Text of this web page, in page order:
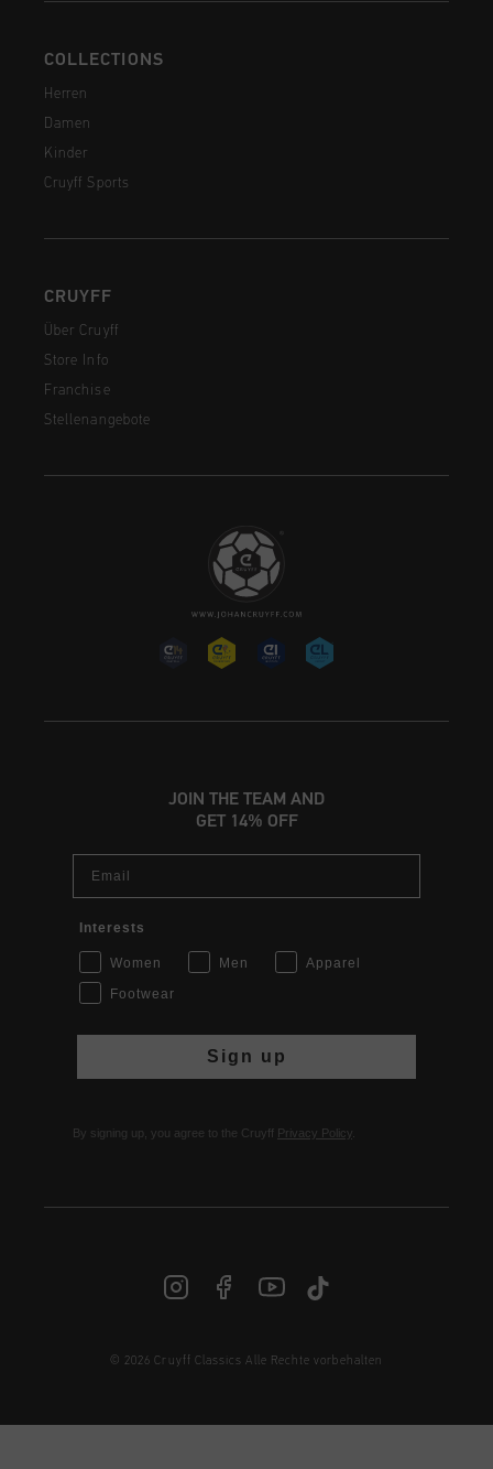
DE | € EUR
COLLECTIONS
Herren
Damen
Kinder
Cruyff Sports
CRUYFF
Über Cruyff
Store Info
Franchise
Stellenangebote
JOIN THE TEAM AND
GET 14% OFF
Interests
Women Men
Apparel
Footwear
Sign up
By signing up, you agree to the Cruyff Privacy Policy
© 2026 Cruyff Classics Alle Rechte vorbehalten